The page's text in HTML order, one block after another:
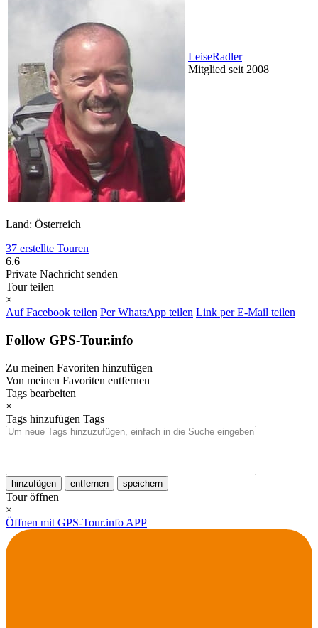
LeiseRadler
Mitglied seit 2008
Land: Österreich
37 erstellte Touren
6.6
Private Nachricht senden
Tour teilen
×
Auf Facebook teilen Per WhatsApp teilen Link per E-Mail teilen
Follow GPS-Tour.info
Zu meinen Favoriten hinzufügen
Von meinen Favoriten entfernen
Tags bearbeiten
×
Tags hinzufügen Tags
hinzufügen entfernen speichern
Tour öffnen
×
Öffnen mit GPS-Tour.info APP